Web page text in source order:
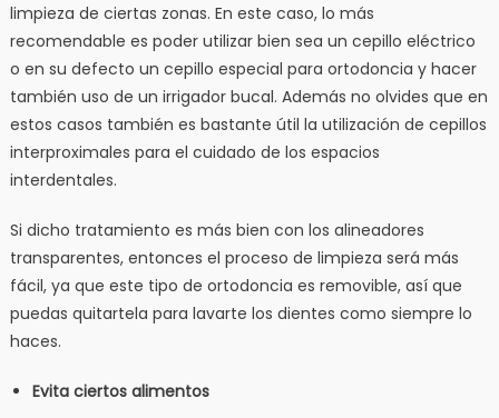
limpieza de ciertas zonas. En este caso, lo más
recomendable es poder utilizar bien sea un cepillo eléctrico
o en su defecto un cepillo especial para ortodoncia y hacer
también uso de un irrigador bucal. Además no olvides que en
estos casos también es bastante útil la utilización de cepillos
interproximales para el cuidado de los espacios
interdentales.
Si dicho tratamiento es más bien con los alineadores
transparentes, entonces el proceso de limpieza será más
fácil, ya que este tipo de ortodoncia es removible, así que
puedas quitartela para lavarte los dientes como siempre lo
haces.
Evita ciertos alimentos